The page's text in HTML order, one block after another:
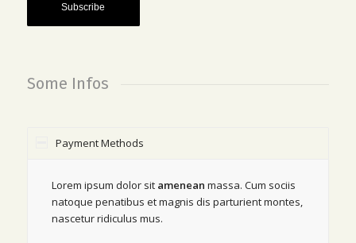
Some Infos
Payment Methods
Lorem ipsum dolor sit amenean massa. Cum sociis
natoque penatibus et magnis dis parturient montes,
nascetur ridiculus mus.